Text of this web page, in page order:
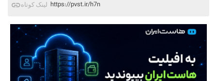
لینک کوتاه https://pvst.ir/h7n